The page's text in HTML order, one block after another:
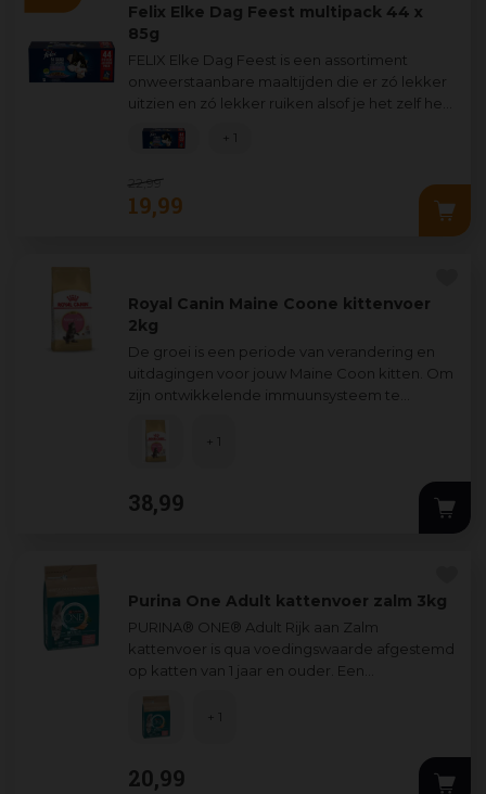
Felix Elke Dag Feest multipack 44 x
85g
FELIX Elke Dag Feest is een assortiment
onweerstaanbare maaltijden die er zó lekker
uitzien en zó lekker ruiken alsof je het zelf hebt
klaargemaakt. Elk recept, gemaakt
22,99
19,99
+ 1
Royal Canin Maine Coone kittenvoer
2kg
De groei is een periode van verandering en
uitdagingen voor jouw Maine Coon kitten. Om
zijn ontwikkelende immuunsysteem te
voeding
38,99
+ 1
Purina One Adult kattenvoer zalm 3kg
PURINA® ONE® Adult Rijk aan Zalm
kattenvoer is qua voedingswaarde afgestemd
op katten van 1 jaar en ouder. Een
essentieel voor de goed
20,99
+ 1